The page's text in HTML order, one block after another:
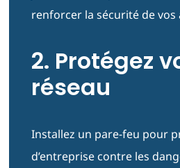
renforcer la sécurité de vos
2. Protégez
réseau
Installez un pare-feu pour
d’entreprise contre les